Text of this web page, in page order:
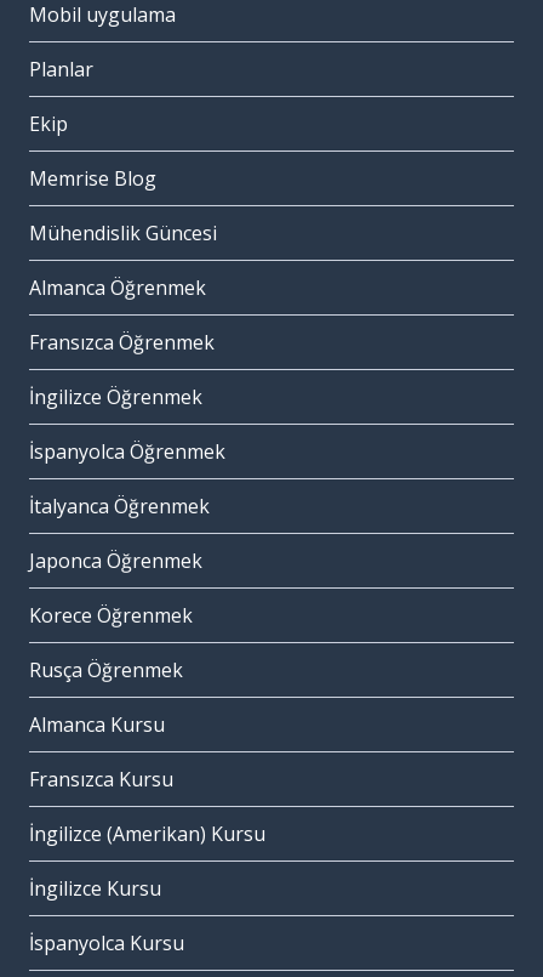
Mobil uygulama
Planlar
Ekip
Memrise Blog
Mühendislik Güncesi
Almanca Öğrenmek
Fransızca Öğrenmek
İngilizce Öğrenmek
İspanyolca Öğrenmek
İtalyanca Öğrenmek
Japonca Öğrenmek
Korece Öğrenmek
Rusça Öğrenmek
Almanca Kursu
Fransızca Kursu
İngilizce (Amerikan) Kursu
İngilizce Kursu
İspanyolca Kursu